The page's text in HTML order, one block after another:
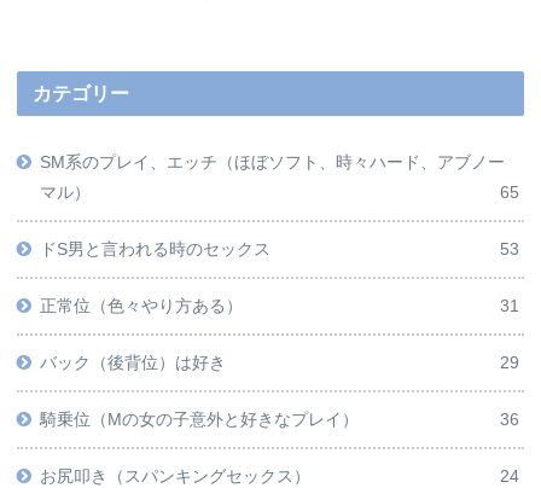
カテゴリー
SM系のプレイ、エッチ（ほぼソフト、時々ハード、アブノー
マル）
65
ドS男と言われる時のセックス 53
正常位（色々やり方ある） 31
バック（後背位）は好き 29
騎乗位（Mの女の子意外と好きなプレイ） 36
お尻叩き（スパンキングセックス） 24